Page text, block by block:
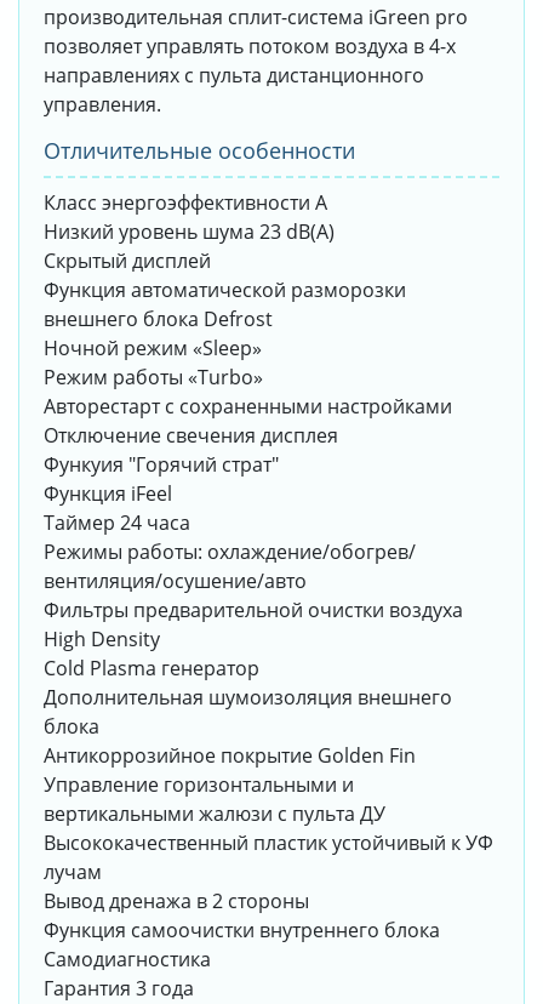
производительная сплит-система iGreen pro
позволяет управлять потоком воздуха в 4-х
направлениях с пульта дистанционного
управления.
Отличительные особенности
Класс энергоэффективности A
Низкий уровень шума 23 dB(A)
Скрытый дисплей
Функция автоматической разморозки
внешнего блока Defrost
Ночной режим «Sleep»
Режим работы «Turbo»
Авторестарт с сохраненными настройками
Отключение свечения дисплея
Функуия "Горячий страт"
Функция iFeel
Таймер 24 часа
Режимы работы: охлаждение/обогрев/
вентиляция/осушение/авто
Фильтры предварительной очистки воздуха
High Density
Cold Plasma генератор
Дополнительная шумоизоляция внешнего
блока
Антикоррозийное покрытие Golden Fin
Управление горизонтальными и
вертикальными жалюзи с пульта ДУ
Высококачественный пластик устойчивый к УФ
лучам
Вывод дренажа в 2 стороны
Функция самоочистки внутреннего блока
Самодиагностика
Гарантия 3 года